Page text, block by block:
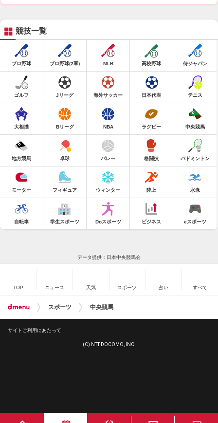
競技一覧
プロ野球 プロ野球(2軍) MLB 高校野球 侍ジャパン
ゴルフ Jリーグ 海外サッカー 日本代表 テニス
大相撲 Bリーグ NBA ラグビー 中央競馬
地方競馬 卓球 バレー 格闘技 バドミントン
モーター フィギュア ウィンター 陸上 水泳
自転車 学生スポーツ Doスポーツ ビジネス eスポーツ
データ提供：日本中央競馬会
TOP ニュース 天気 スポーツ 占い すべて
スポーツ 中央競馬
サイトご利用にあたって
(C) NTT DOCOMO, INC.